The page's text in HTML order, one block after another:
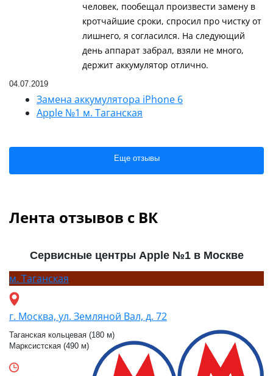
человек, пообещал произвести замену в
кротчайшие сроки, спросил про чистку от
лишнего, я согласился. На следующий
день аппарат забрал, взяли не много,
держит аккумулятор отлично.
04.07.2019
Замена аккумулятора iPhone 6
Apple №1 м. Таганская
Еще отзывы
Лента отзывов с ВК
Сервисные центры Apple №1 в Москве
м. Таганская
г. Москва, ул. Земляной Вал, д. 72
Таганская кольцевая (180 м)
Марксистская (490 м)